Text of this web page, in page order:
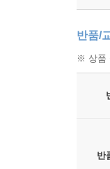
반품/
※ 상품
반